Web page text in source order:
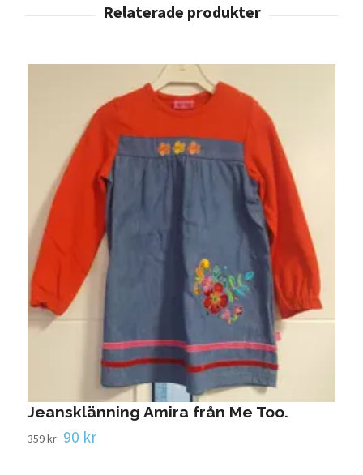
Jeansklänning Amira från Me Too.
359 kr 90 kr